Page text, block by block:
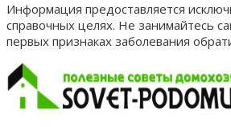
Информация предоставляется
справочных целях. Не занимайтесь
первых признаках заболевания